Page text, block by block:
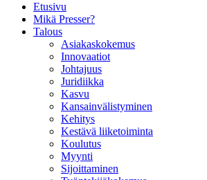
Etusivu
Mikä Presser?
Talous
Asiakaskokemus
Innovaatiot
Johtajuus
Juridiikka
Kasvu
Kansainvälistyminen
Kehitys
Kestävä liiketoiminta
Koulutus
Myynti
Sijoittaminen